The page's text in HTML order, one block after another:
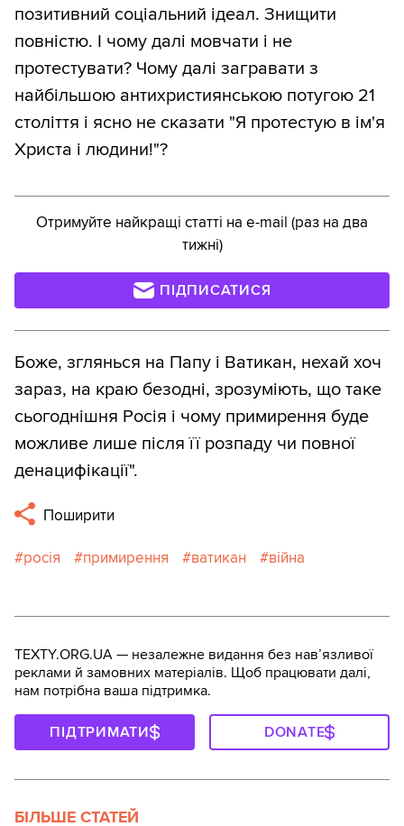
позитивний соціальний ідеал. Знищити
повністю. І чому далі мовчати і не
протестувати? Чому далі загравати з
найбільшою антихристиянською потугою 21
століття і ясно не сказати "Я протестую в ім'я
Христа і людини!"?
Отримуйте найкращі статті на e-mail (раз на два
тижні)
ПІДПИСАТИСЯ
Боже, зглянься на Папу і Ватикан, нехай хоч
зараз, на краю безодні, зрозуміють, що таке
сьогоднішня Росія і чому примирення буде
можливе лише після її розпаду чи повної
денацифікації".
Поширити
росія примирення ватикан війна
TEXTY.ORG.UA — незалежне видання без навʼязливої
реклами й замовних матеріалів. Щоб працювати далі,
нам потрібна ваша підтримка.
ПІДТРИМАТИ DONATE
БІЛЬШЕ СТАТЕЙ